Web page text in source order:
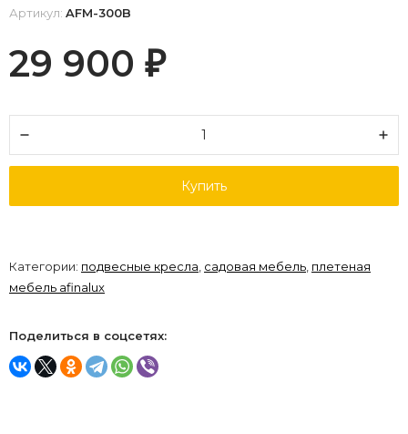
Артикул: AFM-300B
29 900 ₽
Купить
Категории: подвесные кресла, садовая мебель, плетеная
мебель afinalux
Поделиться в соцсетях: